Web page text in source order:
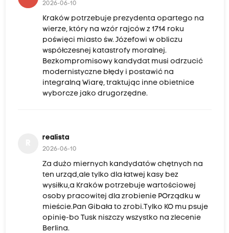
2026-06-10
Kraków potrzebuje prezydenta opartego na
wierze, który na wzór rajców z 1714 roku
poświęci miasto św. Józefowi w obliczu
współczesnej katastrofy moralnej.
Bezkompromisowy kandydat musi odrzucić
modernistyczne błędy i postawić na
integralną Wiarę, traktując inne obietnice
wyborcze jako drugorzędne.
realista
2026-06-10
Za dużo miernych kandydatów chętnych na
ten urząd,ale tylko dla łatwej kasy bez
wysiłku,a Kraków potrzebuje wartościowej
osoby pracowitej dla zrobienie POrządku w
mieście.Pan Gibała to zrobi.Tylko KO mu psuje
opinię-bo Tusk niszczy wszystko na zlecenie
Berlina.